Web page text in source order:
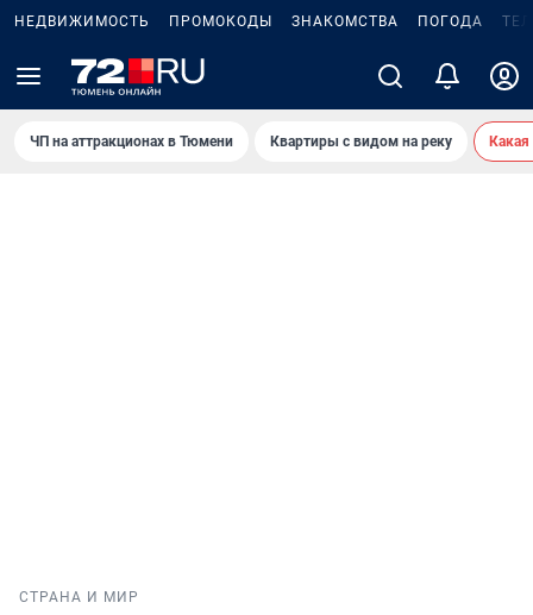
НЕДВИЖИМОСТЬ ПРОМОКОДЫ ЗНАКОМСТВА ПОГОДА
ЧП на аттракционах в Тюмени Квартиры с видом на реку
СТРАНА И МИР